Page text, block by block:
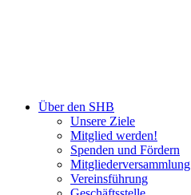
Über den SHB
Unsere Ziele
Mitglied werden!
Spenden und Fördern
Mitgliederversammlung
Vereinsführung